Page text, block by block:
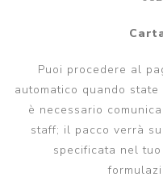
Puoi procedere al
automatico quando
è necessario
staff; il pacco verrà
specificata nel